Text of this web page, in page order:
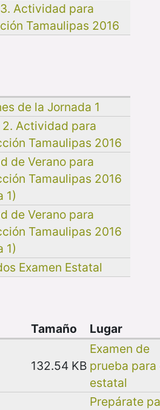
Actividad para
Tamaulipas 2016
de la Jornada 1
2. Actividad para
Tamaulipas 2016
de Verano para
Tamaulipas 2016
1)
de Verano para
Tamaulipas 2016
1)
Examen Estatal
Tamaño Lugar
132.54 KB
Examen de
prueba para
estatal
Prepárate